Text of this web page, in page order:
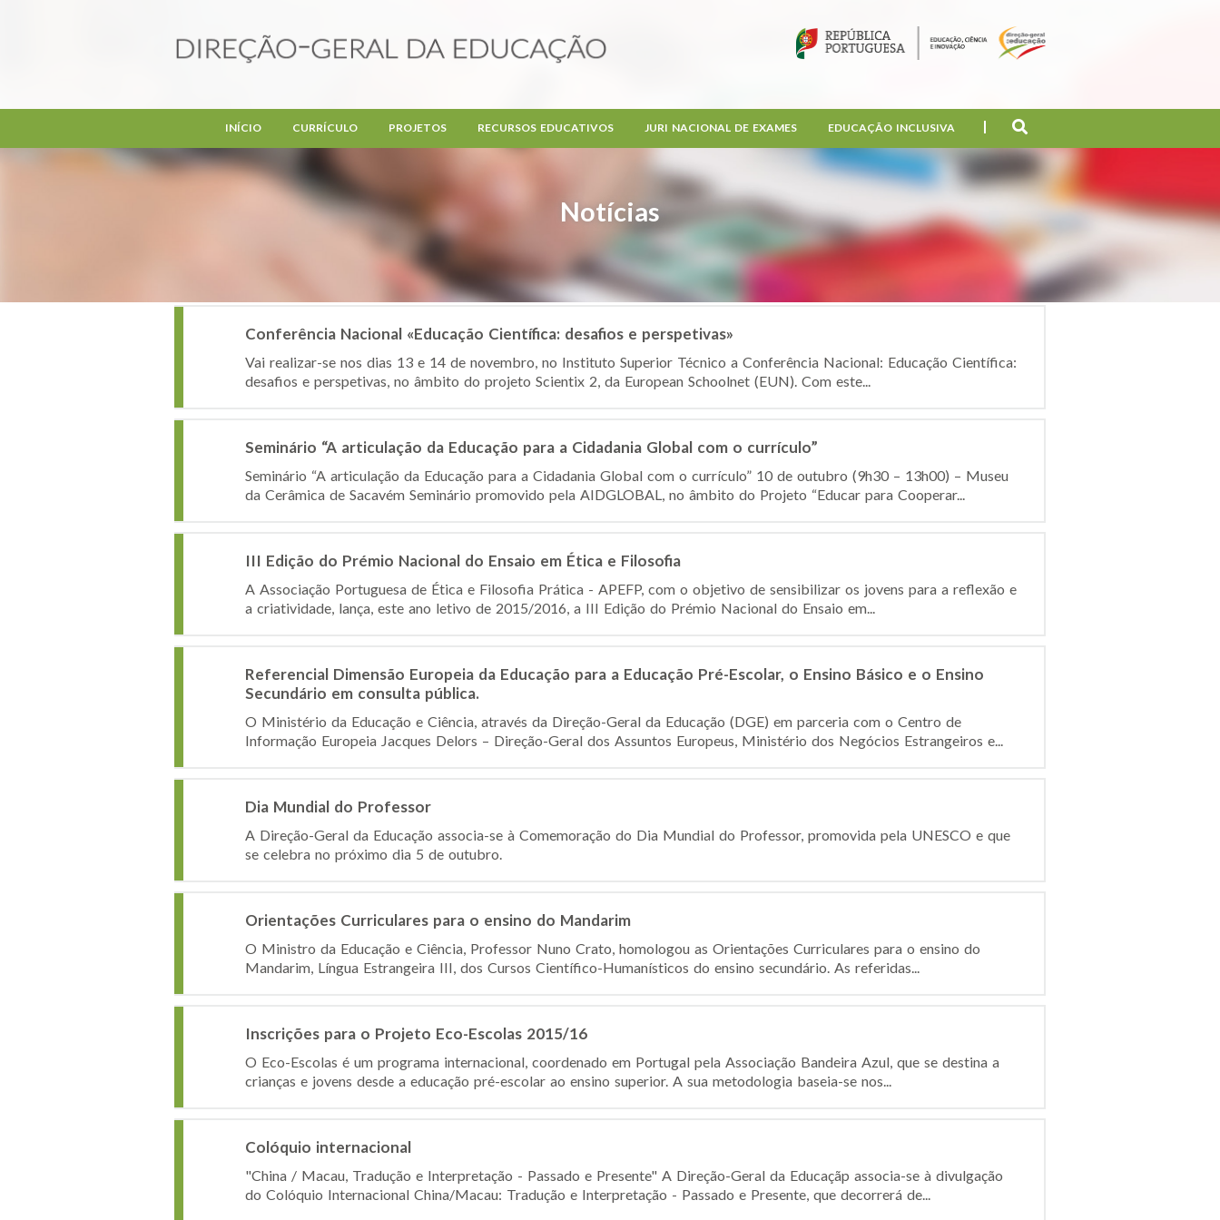
Notícias
INÍCIO CURRÍCULO PROJETOS RECURSOS EDUCATIVOS JURI NACIONAL DE EXAMES EDUCAÇÃO INCLUSIVA
Conferência Nacional «Educação Científica: desafios e perspetivas»
Vai realizar-se nos dias 13 e 14 de novembro, no Instituto Superior Técnico a Conferência Nacional: Educação Científica:
desafios e perspetivas, no âmbito do projeto Scientix 2, da European Schoolnet (EUN). Com este...
Seminário “A articulação da Educação para a Cidadania Global com o currículo”
Seminário “A articulação da Educação para a Cidadania Global com o currículo” 10 de outubro (9h30 – 13h00) – Museu
da Cerâmica de Sacavém Seminário promovido pela AIDGLOBAL, no âmbito do Projeto “Educar para Cooperar...
III Edição do Prémio Nacional do Ensaio em Ética e Filosofia
A Associação Portuguesa de Ética e Filosofia Prática - APEFP, com o objetivo de sensibilizar os jovens para a reflexão e
a criatividade, lança, este ano letivo de 2015/2016, a III Edição do Prémio Nacional do Ensaio em...
Referencial Dimensão Europeia da Educação para a Educação Pré-Escolar, o Ensino Básico e o Ensino
Secundário em consulta pública.
O Ministério da Educação e Ciência, através da Direção-Geral da Educação (DGE) em parceria com o Centro de
Informação Europeia Jacques Delors – Direção-Geral dos Assuntos Europeus, Ministério dos Negócios Estrangeiros e...
Dia Mundial do Professor
A Direção-Geral da Educação associa-se à Comemoração do Dia Mundial do Professor, promovida pela UNESCO e que
se celebra no próximo dia 5 de outubro.
Orientações Curriculares para o ensino do Mandarim
O Ministro da Educação e Ciência, Professor Nuno Crato, homologou as Orientações Curriculares para o ensino do
Mandarim, Língua Estrangeira III, dos Cursos Científico-Humanísticos do ensino secundário. As referidas...
Inscrições para o Projeto Eco-Escolas 2015/16
O Eco-Escolas é um programa internacional, coordenado em Portugal pela Associação Bandeira Azul, que se destina a
crianças e jovens desde a educação pré-escolar ao ensino superior. A sua metodologia baseia-se nos...
Colóquio internacional
"China / Macau, Tradução e Interpretação - Passado e Presente" A Direção-Geral da Educaçãp associa-se à divulgação
do Colóquio Internacional China/Macau: Tradução e Interpretação - Passado e Presente, que decorrerá de...